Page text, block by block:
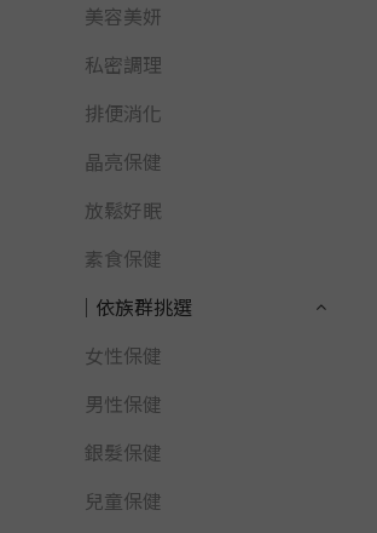
美容美妍
私密調理
排便消化
晶亮保健
放鬆好眠
素食保健
│依族群挑選
女性保健
男性保健
銀髮保健
兒童保健